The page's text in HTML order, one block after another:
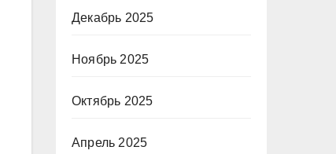
Декабрь 2025
Ноябрь 2025
Октябрь 2025
Апрель 2025